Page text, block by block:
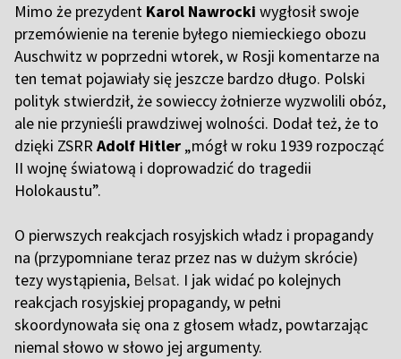
Mimo że prezydent Karol Nawrocki wygłosił swoje
przemówienie na terenie byłego niemieckiego obozu
Auschwitz w poprzedni wtorek, w Rosji komentarze na
ten temat pojawiały się jeszcze bardzo długo. Polski
polityk stwierdził, że sowieccy żołnierze wyzwolili obóz,
ale nie przynieśli prawdziwej wolności. Dodał też, że to
dzięki ZSRR Adolf Hitler „mógł w roku 1939 rozpocząć
II wojnę światową i doprowadzić do tragedii
Holokaustu”.
O pierwszych reakcjach rosyjskich władz i propagandy
na (przypomniane teraz przez nas w dużym skrócie)
tezy wystąpienia, Belsat. I jak widać po kolejnych
reakcjach rosyjskiej propagandy, w pełni
skoordynowała się ona z głosem władz, powtarzając
niemal słowo w słowo jej argumenty.